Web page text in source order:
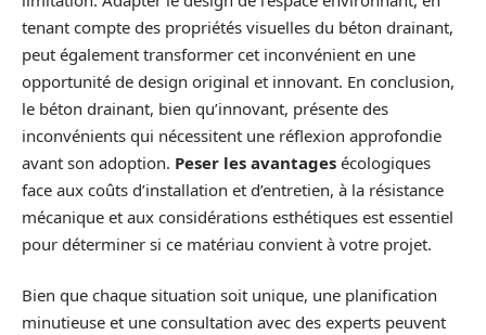
tenant compte des propriétés visuelles du béton drainant,
peut également transformer cet inconvénient en une
opportunité de design original et innovant. En conclusion,
le béton drainant, bien qu’innovant, présente des
inconvénients qui nécessitent une réflexion approfondie
avant son adoption. Peser les avantages écologiques
face aux coûts d’installation et d’entretien, à la résistance
mécanique et aux considérations esthétiques est essentiel
pour déterminer si ce matériau convient à votre projet.
Bien que chaque situation soit unique, une planification
minutieuse et une consultation avec des experts peuvent